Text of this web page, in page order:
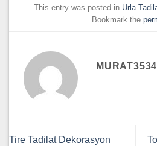
This entry was posted in Urla
Bookmark the
MURAT3534
Tire Tadilat Dekorasyon